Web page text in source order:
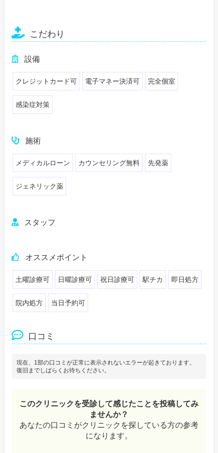
こだわり
設備
クレジットカード可 電子マネー決済可 完全個室
感染症対策
施術
メディカルローン カウンセリング無料 先発薬
ジェネリック薬
スタッフ
オススメポイント
土曜診療可 日曜診療可 祝日診療可 駅チカ 即日処方
院内処方 当日予約可
口コミ
現在、1部の口コミが正常に表示されないエラーが起きております。
復旧までしばらくお待ちください。
このクリニックを受診して感じたことを投稿してみ
ませんか？
あなたの口コミがクリニックを探している方の参考
になります。